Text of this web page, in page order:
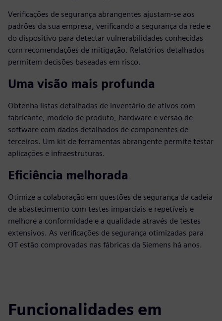
Verificações de segurança abrangentes ajustam-se aos
padrões da sua empresa, verificando a segurança da rede e
do dispositivo para detectar vulnerabilidades conhecidas
com recomendações de mitigação. Relatórios detalhados
permitem decisões baseadas em risco.
Uma visão mais profunda
Obtenha listas detalhadas de inventário de ativos com
fabricante, modelo de produto, hardware e versão de
software com dados detalhados de componentes de
terceiros. Um kit de ferramentas abrangente permite testar
aplicações e infraestruturas.
Eficiência melhorada
Otimize a colaboração em questões de segurança da cadeia
de abastecimento com testes imparciais e repetíveis e
melhore a conformidade e a qualidade através de testes
extensivos. As verificações de segurança otimizadas para
OT estão comprovadas nas fábricas da Siemens há anos.
Funcionalidades em